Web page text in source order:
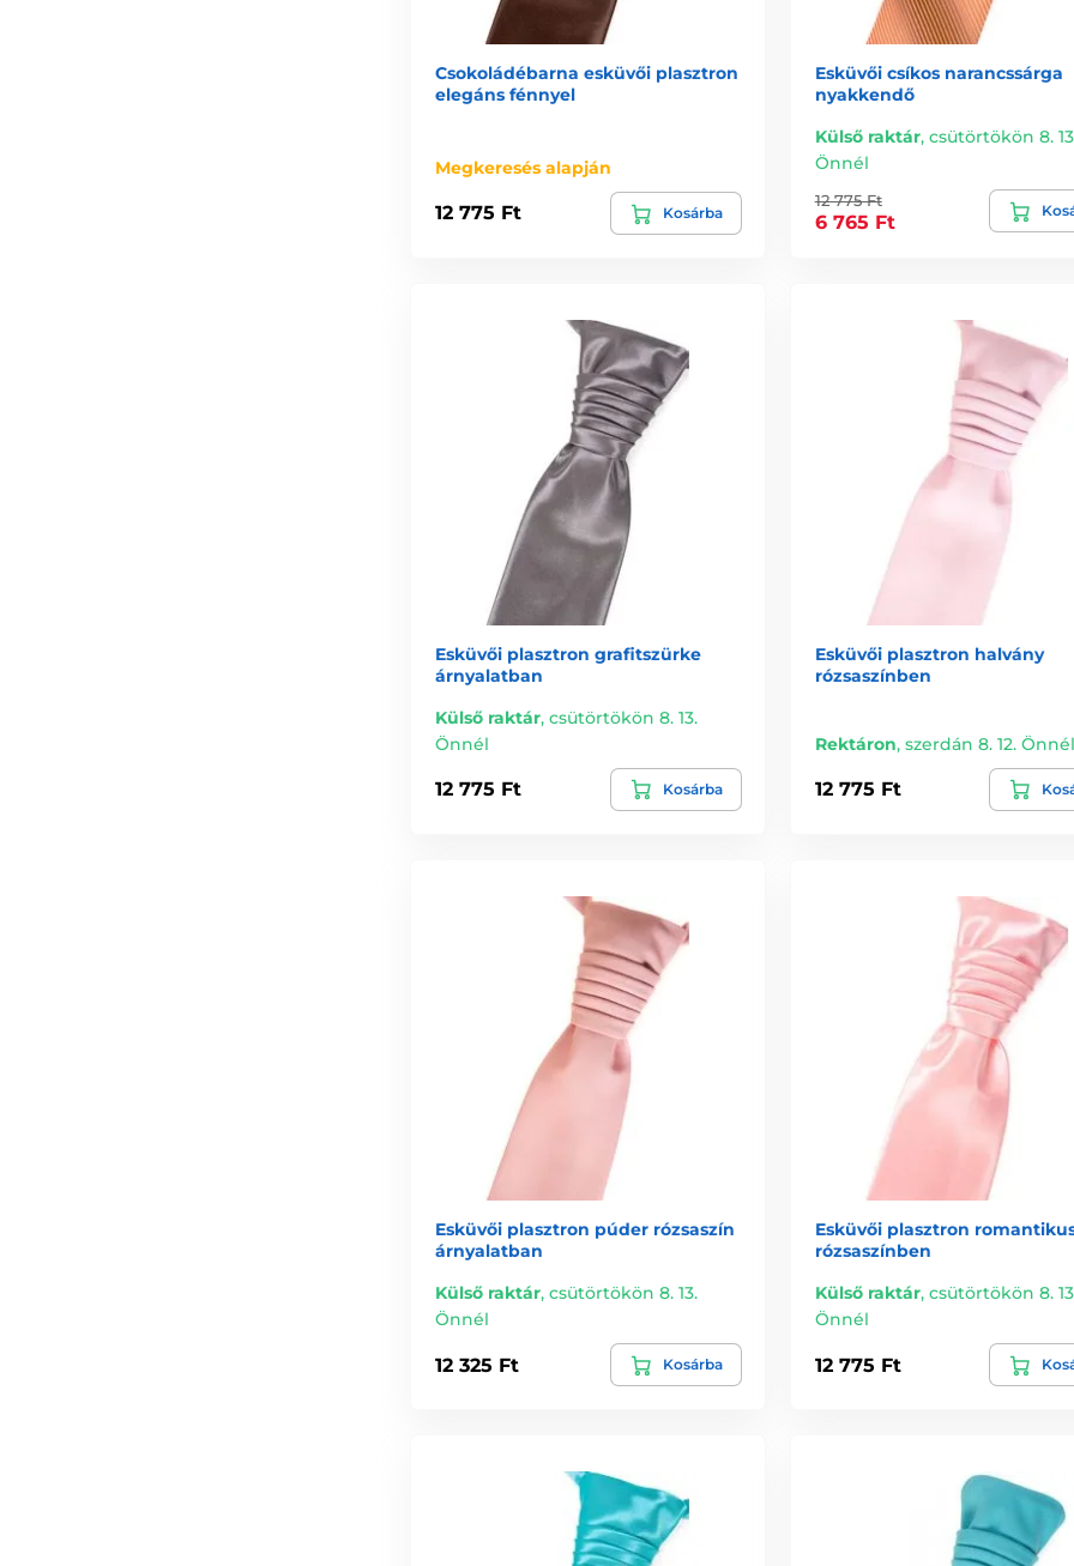
Csokoládébarna esküvői plasztron
elegáns fénnyel
Megkeresés alapján
12 775 Ft Kosárba
Esküvői csíkos narancssárga
nyakkendő
Külső raktár, csütörtökön 8.
Önnél
12 775 Ft
6 765 Ft
Esküvői plasztron grafitszürke
árnyalatban
Külső raktár, csütörtökön 8. 13.
Önnél
12 775 Ft Kosárba
Esküvői plasztron halvány
rózsaszínben
Rektáron, szerdán 8. 12. Önnél
12 775 Ft
Esküvői plasztron púder rózsaszín
árnyalatban
Külső raktár, csütörtökön 8. 13.
Önnél
12 325 Ft Kosárba
Esküvői plasztron
rózsaszínben
Külső raktár, csütörtökön 8.
Önnél
12 775 Ft